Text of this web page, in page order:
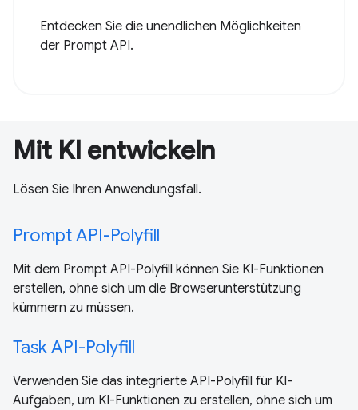
Entdecken Sie die unendlichen Möglichkeiten
der Prompt API.
Mit KI entwickeln
Lösen Sie Ihren Anwendungsfall.
Prompt API-Polyfill
Mit dem Prompt API-Polyfill können Sie KI-Funktionen
erstellen, ohne sich um die Browserunterstützung
kümmern zu müssen.
Task API-Polyfill
Verwenden Sie das integrierte API-Polyfill für KI-
Aufgaben, um KI-Funktionen zu erstellen, ohne sich um